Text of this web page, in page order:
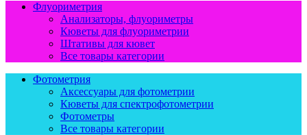
Флуориметрия
Анализаторы, флуориметры
Кюветы для флуориметрии
Штативы для кювет
Все товары категории
Фотометрия
Аксессуары для фотометрии
Кюветы для спектрофотометрии
Фотометры
Все товары категории